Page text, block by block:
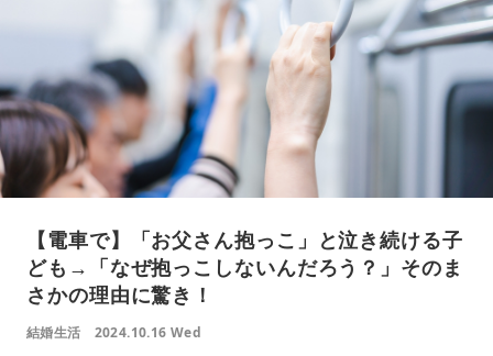
【電車で】「お父さん抱っこ」と泣き続ける子
ども→「なぜ抱っこしないんだろう？」そのま
さかの理由に驚き！
結婚生活 2024.10.16 Wed